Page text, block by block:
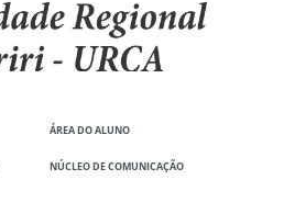
ÁREA DO ALUNO
NÚCLEO DE COMUNICAÇÃO